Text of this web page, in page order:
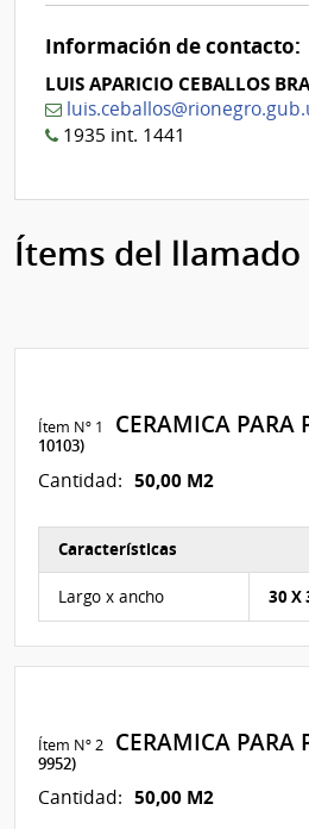
0
Información de contacto:
LUIS APARICIO CEBALLOS
1935 int. 1441
Ítems del llamado
Ítem Nº 1 CERAMICA PARA
10103)
Cantidad: 50,00 M2
Características
Largo x ancho 30 X
Ítem Nº 2 CERAMICA PARA
9952)
Cantidad: 50,00 M2